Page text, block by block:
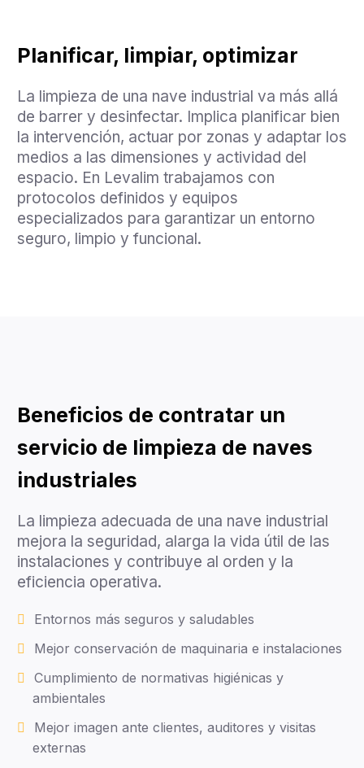
Planificar, limpiar, optimizar
La limpieza de una nave industrial va más allá
de barrer y desinfectar. Implica planificar bien
la intervención, actuar por zonas y adaptar los
medios a las dimensiones y actividad del
espacio. En Levalim trabajamos con
protocolos definidos y equipos
especializados para garantizar un entorno
seguro, limpio y funcional.
Beneficios de contratar un
servicio de limpieza de naves
industriales
La limpieza adecuada de una nave industrial
mejora la seguridad, alarga la vida útil de las
instalaciones y contribuye al orden y la
eficiencia operativa.
Entornos más seguros y saludables
Mejor conservación de maquinaria e instalaciones
Cumplimiento de normativas higiénicas y
ambientales
Mejor imagen ante clientes, auditores y visitas
externas